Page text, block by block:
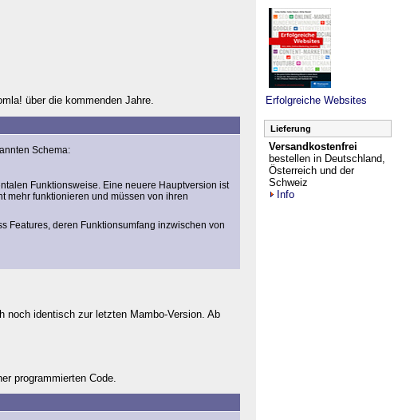
über die kommenden Jahre.
Schema:
Funktionsweise. Eine neuere Hauptversion ist
mehr funktionieren und müssen von ihren
Features, deren Funktionsumfang inzwischen von
noch identisch zur letzten Mambo-Version. Ab
programmierten Code.
Erfolgreiche Websites
Lieferung
Versandkostenfrei
bestellen in Deutschland,
Österreich und der
Schweiz
Info